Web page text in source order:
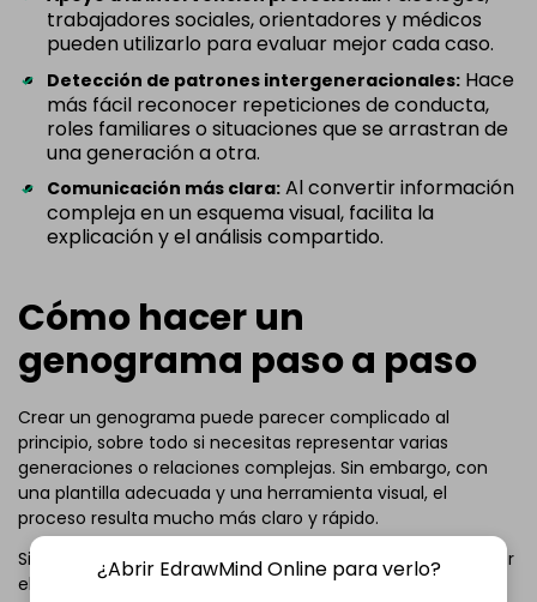
trabajadores sociales, orientadores y médicos
pueden utilizarlo para evaluar mejor cada caso.
Detección de patrones intergeneracionales: Hace
más fácil reconocer repeticiones de conducta,
roles familiares o situaciones que se arrastran de
una generación a otra.
Comunicación más clara: Al convertir información
compleja en un esquema visual, facilita la
explicación y el análisis compartido.
Cómo hacer un
genograma paso a paso
Crear un genograma puede parecer complicado al
principio, sobre todo si necesitas representar varias
generaciones o relaciones complejas. Sin embargo, con
una plantilla adecuada y una herramienta visual, el
proceso resulta mucho más claro y rápido.
Si utilizas un método manual, puede costar más mantener
el orden, añadir símbolos correctos o modificar relaciones
¿Abrir EdrawMind Online para verlo?